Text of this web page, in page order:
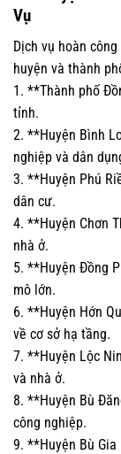
Vụ
Dịch vụ hoàn
huyện và thành
1. **Thành phố
tỉnh.
2. **Huyện Bình
nghiệp và dân
3. **Huyện Phú
dân cư.
4. **Huyện Chơn
nhà ở.
5. **Huyện Đồng
mô lớn.
6. **Huyện Hớn
về cơ sở hạ tầng.
7. **Huyện Lộc
và nhà ở.
8. **Huyện Bù
công nghiệp.
9. **Huyện Bù